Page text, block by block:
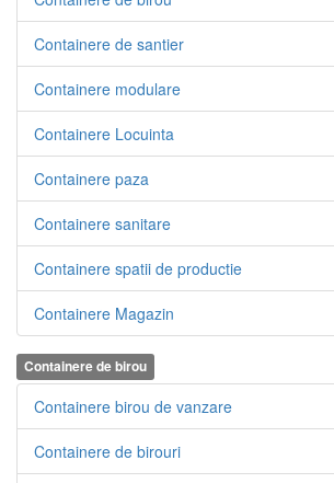
Containere de santier
Containere modulare
Containere Locuinta
Containere paza
Containere sanitare
Containere spatii de productie
Containere Magazin
Containere de birou
Containere birou de vanzare
Containere de birouri